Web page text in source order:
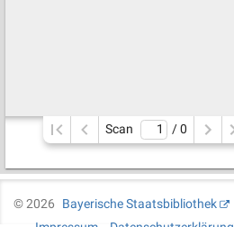
Scan / 0
©2026
Bayerische Staatsbibliothek